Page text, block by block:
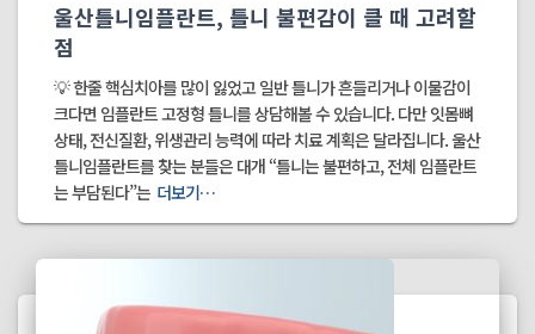
울산틀니임플란트, 틀니 불편감이 클 때 고려할
점
💡 한줄 핵심치아를 많이 잃었고 일반 틀니가 흔들리거나 이물감이
크다면 임플란트 고정형 틀니를 상담해볼 수 있습니다. 다만 잇몸뼈
상태, 전신질환, 위생관리 능력에 따라 치료 계획은 달라집니다. 울산
틀니임플란트를 찾는 분들은 대개 “틀니는 불편하고, 전체 임플란트
는 부담된다”는 더보기…